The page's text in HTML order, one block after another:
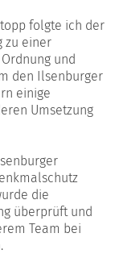
folgte ich der
zu einer
und
den Ilsenburger
einige
Umsetzung
die
überprüft und
Team bei